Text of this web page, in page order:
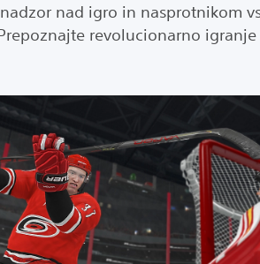
nad igro in nasprotnikom
revolucionarno igranje